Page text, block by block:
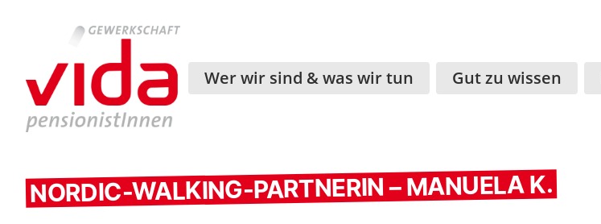
Wer wir sind & was wir tun Gut zu wissen
NORDIC-WALKING-PARTNERIN – MANUELA K.